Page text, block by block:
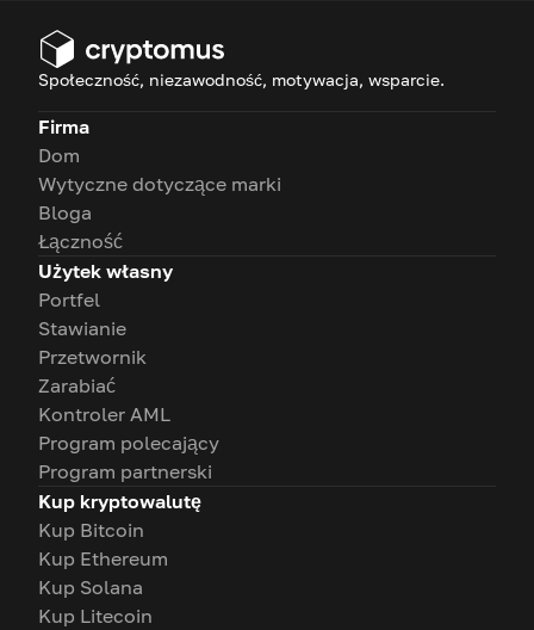
Społeczność, niezawodność, motywacja, wsparcie.
Firma
Dom
Wytyczne dotyczące marki
Bloga
Łączność
Użytek własny
Portfel
Stawianie
Przetwornik
Zarabiać
Kontroler AML
Program polecający
Program partnerski
Kup kryptowalutę
Kup Bitcoin
Kup Ethereum
Kup Solana
Kup Litecoin